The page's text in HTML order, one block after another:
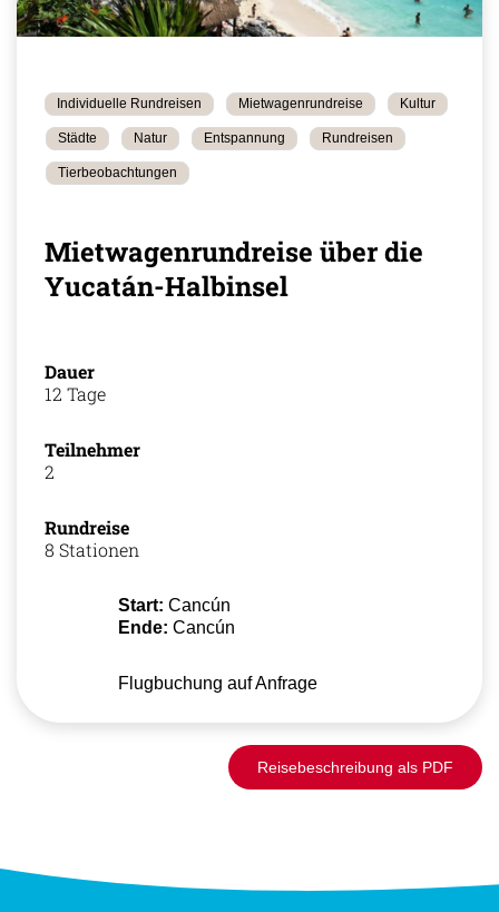
Individuelle Rundreisen Mietwagenrundreise Kultur
Städte Natur Entspannung Rundreisen
Tierbeobachtungen
Mietwagenrundreise über die
Yucatán-Halbinsel
Dauer
12 Tage
Teilnehmer
2
Rundreise
8 Stationen
Start: Cancún
Ende: Cancún
Flugbuchung auf Anfrage
Reisebeschreibung als PDF